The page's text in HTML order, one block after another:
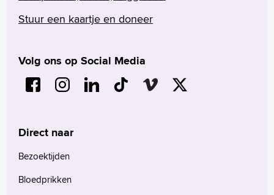
Stuur een kaartje en doneer
Volg ons op Social Media
Direct naar
Bezoektijden
Bloedprikken